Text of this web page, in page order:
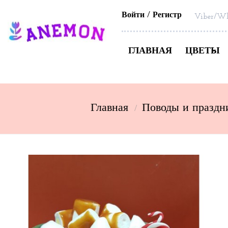
Войти Регистр Viber/
ГЛАВНАЯ ЦВЕТЫ
Главная Поводы и